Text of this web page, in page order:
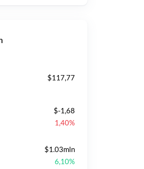
$117,77
$-1,68
1,40%
$1.03mln
6,10%